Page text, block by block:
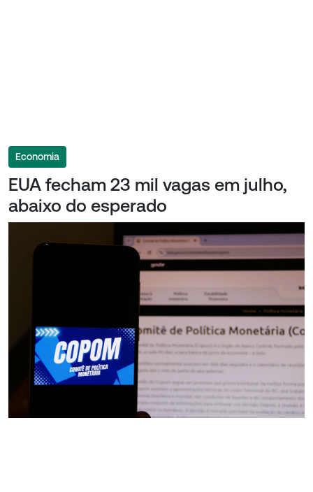
Economia
EUA fecham 23 mil vagas em julho,
abaixo do esperado